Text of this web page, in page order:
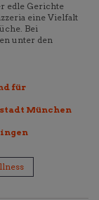
edle Gerichte
eine Vielfalt
Bei
unter den
für
München